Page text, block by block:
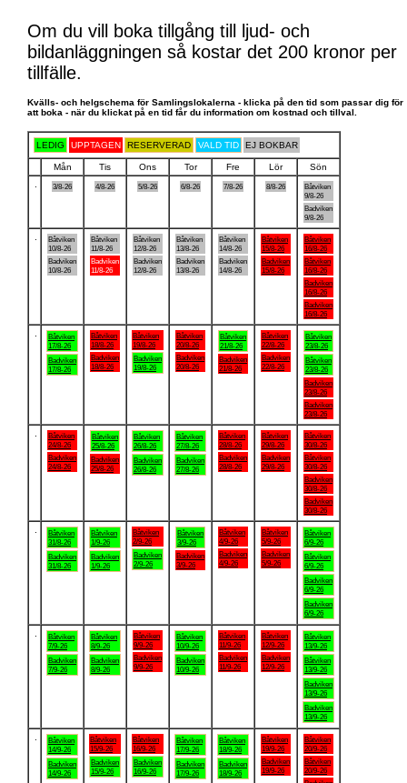
Om du vill boka tillgång till ljud- och
bildanläggningen så kostar det 200 kronor per
tillfälle.
Kvälls- och helgschema för Samlingslokalerna - klicka på den tid som passar dig för
att boka - när du klickat på en tid får du information om kostnad och tillval.
LEDIG UPPTAGEN RESERVERAD VALD TID EJ BOKBAR
Mån Tis Ons Tor Fre Lör
Sön
3/8-26 4/8-26 5/8-26 6/8-26 7/8-26 8/8-26
Båtviken
9/8-26
Badviken
9/8-26
Båtviken
10/8-26
Badviken
10/8-26
Båtviken
11/8-26
Badviken
11/8-26
Båtviken
12/8-26
Badviken
12/8-26
Båtviken
13/8-26
Badviken
13/8-26
Båtviken
14/8-26
Badviken
14/8-26
Båtviken
15/8-26
Badviken
15/8-26
Båtviken
16/8-26
Båtviken
16/8-26
Badviken
16/8-26
Badviken
16/8-26
Båtviken
17/8-26
Badviken
17/8-26
Båtviken
18/8-26
Badviken
18/8-26
Båtviken
19/8-26
Badviken
19/8-26
Båtviken
20/8-26
Badviken
20/8-26
Båtviken
21/8-26
Badviken
21/8-26
Båtviken
22/8-26
Badviken
22/8-26
Båtviken
23/8-26
Båtviken
23/8-26
Badviken
23/8-26
Badviken
23/8-26
Båtviken
24/8-26
Badviken
24/8-26
Båtviken
25/8-26
Badviken
25/8-26
Båtviken
26/8-26
Badviken
26/8-26
Båtviken
27/8-26
Badviken
27/8-26
Båtviken
28/8-26
Badviken
28/8-26
Båtviken
29/8-26
Badviken
29/8-26
Båtviken
30/8-26
Båtviken
30/8-26
Badviken
30/8-26
Badviken
30/8-26
Båtviken
31/8-26
Badviken
31/8-26
Båtviken
1/9-26
Badviken
1/9-26
Båtviken
2/9-26
Badviken
2/9-26
Båtviken
3/9-26
Badviken
3/9-26
Båtviken
4/9-26
Badviken
4/9-26
Båtviken
5/9-26
Badviken
5/9-26
Båtviken
6/9-26
Båtviken
6/9-26
Badviken
6/9-26
Badviken
6/9-26
Båtviken
7/9-26
Badviken
7/9-26
Båtviken
8/9-26
Badviken
8/9-26
Båtviken
9/9-26
Badviken
9/9-26
Båtviken
10/9-26
Badviken
10/9-26
Båtviken
11/9-26
Badviken
11/9-26
Båtviken
12/9-26
Badviken
12/9-26
Båtviken
13/9-26
Båtviken
13/9-26
Badviken
13/9-26
Badviken
13/9-26
Båtviken
14/9-26
Badviken
14/9-26
Båtviken
15/9-26
Badviken
15/9-26
Båtviken
16/9-26
Badviken
16/9-26
Båtviken
17/9-26
Badviken
17/9-26
Båtviken
18/9-26
Badviken
18/9-26
Båtviken
19/9-26
Badviken
19/9-26
Båtviken
20/9-26
Båtviken
20/9-26